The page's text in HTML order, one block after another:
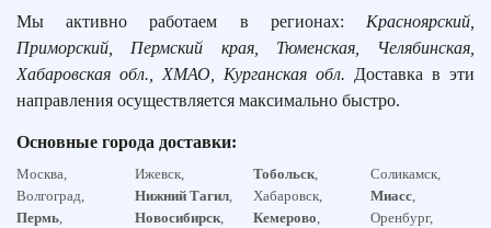
Мы активно работаем в регионах: Красноярский,
Приморский, Пермский края, Тюменская, Челябинская,
Хабаровская обл., ХМАО, Курганская обл. Доставка в эти
направления осуществляется максимально быстро.
Основные города доставки:
Москва,
Волгоград,
Пермь,
Ижевск,
Нижний Тагил,
Новосибирск,
Тобольск,
Хабаровск,
Кемерово,
Соликамск,
Миасс,
Оренбург,